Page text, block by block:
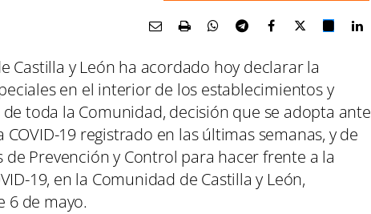
Castilla y León ha acordado hoy declarar la
en el interior de los establecimientos y
toda la Comunidad, decisión que se adopta ante
19 registrado en las últimas semanas, y de
Prevención y Control para hacer frente a la
19, en la Comunidad de Castilla y León,
6 de mayo.